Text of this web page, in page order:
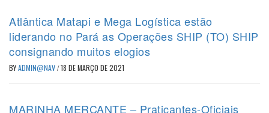
Atlântica Matapi e Mega Logística estão
liderando no Pará as Operações SHIP (TO) SHIP
consignando muitos elogios
BYADMIN@NAV/18 DE MARÇO DE 2021
MARINHA MERCANTE – Praticantes-Oficiais